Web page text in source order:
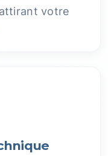
votre